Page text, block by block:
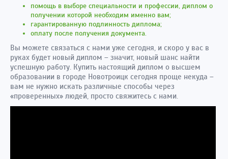
помощь в выборе специальности и профессии, диплом о
получении которой необходим именно вам;
гарантированную подлинность диплома;
оплату после получения документа.
Вы можете связаться с нами уже сегодня, и скоро у вас в
руках будет новый диплом – значит, новый шанс найти
успешную работу. Купить настоящий диплом о высшем
образовании в городе Новотроицк сегодня проще некуда –
вам не нужно искать различные способы через
«проверенных» людей, просто свяжитесь с нами.